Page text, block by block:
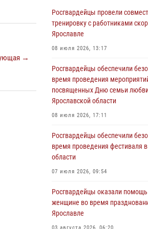
→
03 августа 2026, 06:20
Росгвардейцы обеспечили
время массового забега в
Росгвардейцы обеспечили
время крестного хода в
27 июля 2026, 09:09
ПРОШЕДШУЮ НЕДЕЛЮ
250 ВЫЕЗДОВ ПО СИГНАЛАМ
ПРОШЕДШУЮ НЕДЕЛЮ
300 ВЫЕЗДОВ ПО СИГНАЛАМ
20 июля 2026, 14:47
Росгвардейцы провели
тренировку с работниками
Ярославле
08 июля 2026, 13:17
Росгвардейцы обеспечили
время проведения
посвященных Дню семьи
Ярославской области
08 июля 2026, 17:11
Росгвардейцы обеспечили
время проведения фестиваля
области
07 июля 2026, 09:54
Росгвардейцы оказали
женщине во время
Ярославле